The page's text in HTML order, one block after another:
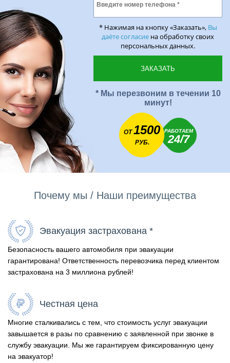
* Нажимая на кнопку «Заказать», Вы
даёте согласие на обработку своих
персональных данных.
* Мы перезвоним в течении 10
минут!
ОТ1500
РУБ.
РАБОТАЕМ
24/7
Почему мы / Наши преимущества
Эвакуация застрахована *
Безопасность вашего автомобиля при эвакуации
гарантирована! Ответственность перевозчика перед клиентом
застрахована на 3 миллиона рублей!
Честная цена
Многие сталкивались с тем, что стоимость услуг эвакуации
завышается в разы по сравнению с заявленной при звонке в
службу эвакуации. Мы же гарантируем фиксированную цену
на эвакуатор!